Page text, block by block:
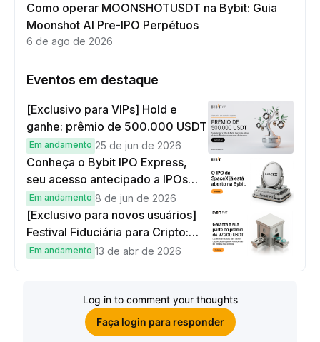
Como operar MOONSHOTUSDT na Bybit: Guia
Moonshot AI Pre-IPO Perpétuos
6 de ago de 2026
Eventos em destaque
[Exclusivo para VIPs] Hold e
ganhe: prêmio de 500.000 USDT
Em andamento 25 de jun de 2026
Conheça o Bybit IPO Express,
seu acesso antecipado a IPOs
globais
Em andamento 8 de jun de 2026
[Exclusivo para novos usuários]
Festival Fiduciária para Cripto:
complete tarefas simples e
Em andamento 13 de abr de 2026
Log in to comment your thoughts
Faça login para responder